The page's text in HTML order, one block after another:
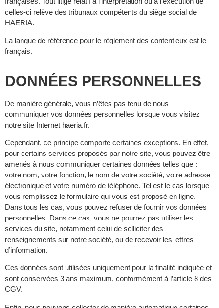
celles-ci relève des tribunaux compétents du siège social de
HAERIA.
La langue de référence pour le règlement des contentieux est le
français.
DONNÉES PERSONNELLES
De manière générale, vous n’êtes pas tenu de nous
communiquer vos données personnelles lorsque vous visitez
notre site Internet haeria.fr.
Cependant, ce principe comporte certaines exceptions. En effet,
pour certains services proposés par notre site, vous pouvez être
amenés à nous communiquer certaines données telles que :
votre nom, votre fonction, le nom de votre société, votre adresse
électronique et votre numéro de téléphone. Tel est le cas lorsque
vous remplissez le formulaire qui vous est proposé en ligne.
Dans tous les cas, vous pouvez refuser de fournir vos données
personnelles. Dans ce cas, vous ne pourrez pas utiliser les
services du site, notamment celui de solliciter des
renseignements sur notre société, ou de recevoir les lettres
d’information.
Ces données sont utilisées uniquement pour la finalité indiquée et
sont conservées 3 ans maximum, conformément à l’article 8 des
CGV.